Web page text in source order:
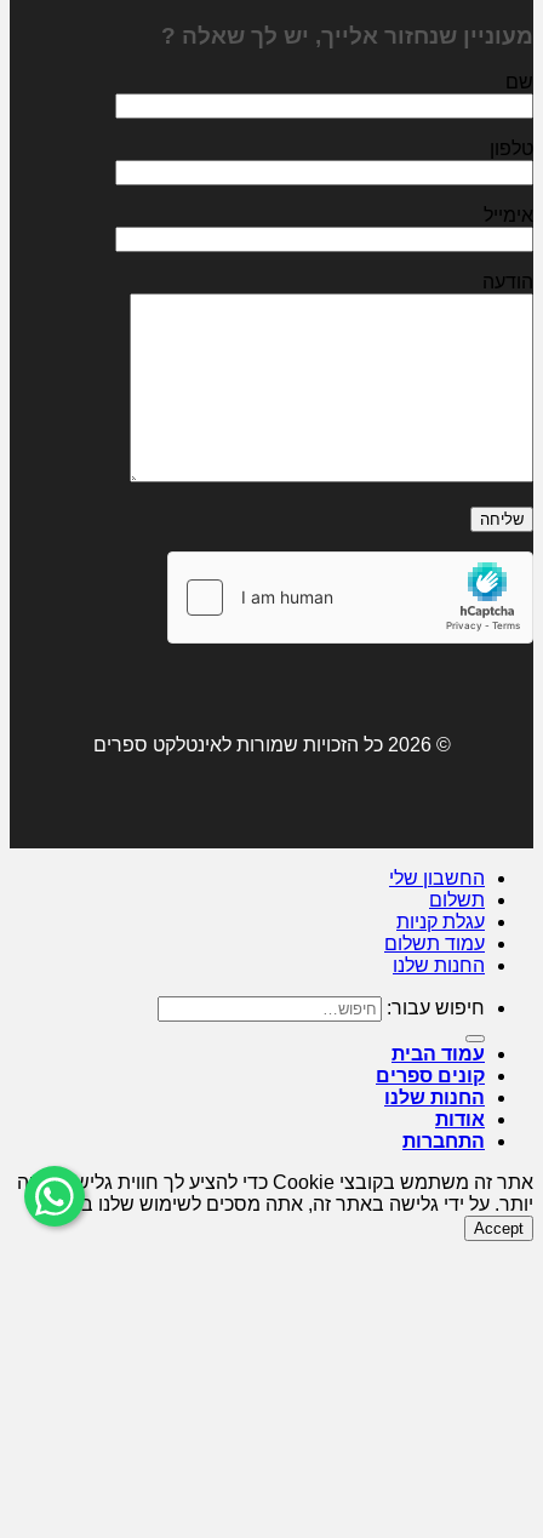
מעוניין שנחזור אלייך, יש לך שאלה ?
שם
טלפון
אימייל
הודעה
© 2026 כל הזכויות שמורות לאינטלקט ספרים
החשבון שלי
תשלום
עגלת קניות
עמוד תשלום
החנות שלנו
חיפוש עבור:
עמוד הבית
קונים ספרים
החנות שלנו
אודות
התחברות
אתר זה משתמש בקובצי Cookie כדי להציע לך חווית גלישה טובה
יותר. על ידי גלישה באתר זה, אתה מסכים לשימוש שלנו בעוגיות.
Accept